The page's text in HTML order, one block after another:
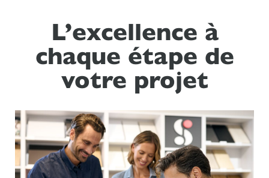
L’excellence à
chaque étape de
votre projet